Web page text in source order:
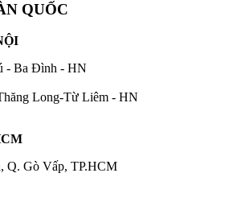
QUỐC
- Ba Đình - HN
Long-Từ Liêm - HN
Q. Gò Vấp, TP.HCM